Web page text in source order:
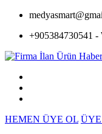
+905384730541 -
HEMEN ÜYE OL